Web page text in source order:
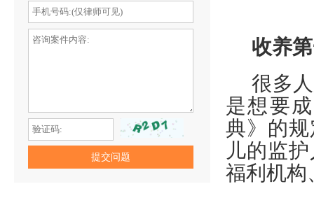
收养
很多
是想要
典》的
儿的监
福利机构